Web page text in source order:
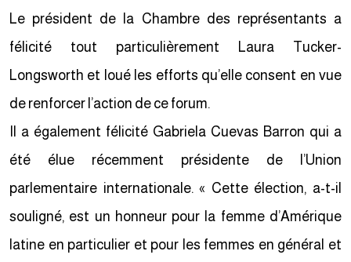
Le président de la Chambre des représentants a
félicité tout particulièrement Laura Tucker-
Longsworth et loué les efforts qu’elle consent en vue
de renforcer l’action de ce forum.
Il a également félicité Gabriela Cuevas Barron qui a
été élue récemment présidente de l’Union
parlementaire internationale. « Cette élection, a-t-il
souligné, est un honneur pour la femme d’Amérique
latine en particulier et pour les femmes en général et